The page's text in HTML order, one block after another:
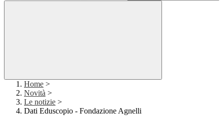
Home >
Novità >
Le notizie >
Dati Eduscopio - Fondazione Agnelli